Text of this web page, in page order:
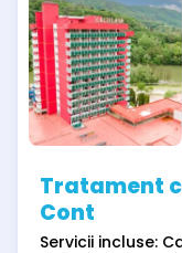
Tratament
Cont
Servicii incluse: